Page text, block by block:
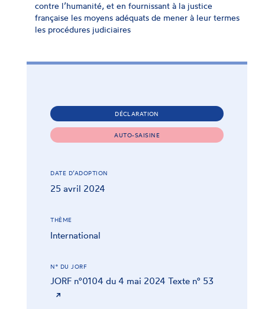
contre l’humanité, et en fournissant à la justice
française les moyens adéquats de mener à leur termes
les procédures judiciaires
DÉCLARATION
AUTO-SAISINE
DATE D’ADOPTION
25 avril 2024
THÈME
International
N° DU JORF
JORF n°0104 du 4 mai 2024 Texte n° 53